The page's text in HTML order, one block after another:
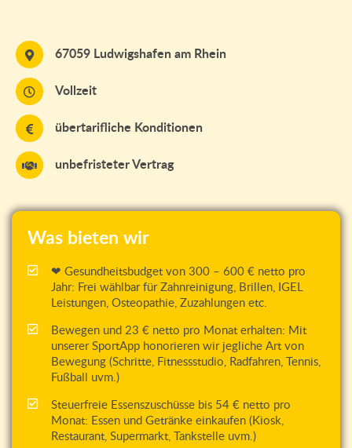
67059 Ludwigshafen am Rhein
Vollzeit
übertarifliche Konditionen
unbefristeter Vertrag
Was bieten wir
❤ Gesundheitsbudget von 300 – 600 € netto pro
Jahr: Frei wählbar für Zahnreinigung, Brillen, IGEL
Leistungen, Osteopathie, Zuzahlungen etc.
Bewegen und 23 € netto pro Monat erhalten: Mit
unserer SportApp honorieren wir jegliche Art von
Bewegung (Schritte, Fitnessstudio, Radfahren, Tennis,
Fußball uvm.)
Steuerfreie Essenszuschüsse bis 54 € netto pro
Monat: Essen und Getränke einkaufen (Kiosk,
Restaurant, Supermarkt, Tankstelle uvm.)